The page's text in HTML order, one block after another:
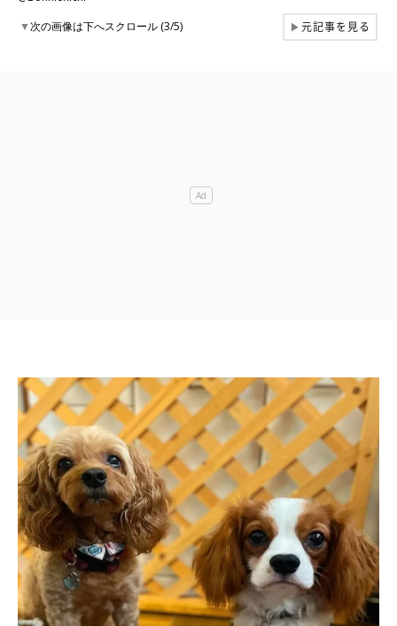
▼次の画像は下へスクロール (3/5) ▶元記事を見る